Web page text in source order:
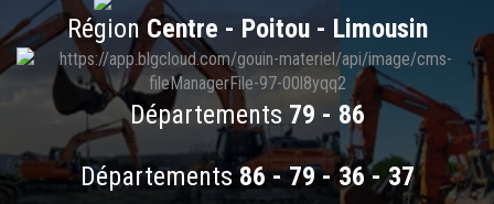
Région Centre - Poitou - Limousin
Départements 79 - 86
Départements86 - 79 - 36 - 37